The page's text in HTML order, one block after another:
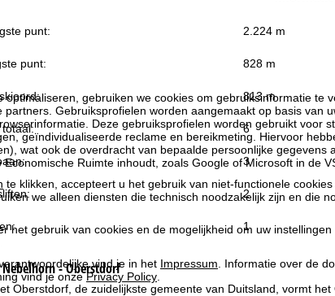
optimaliseren, gebruiken we cookies om gebruiksinformatie te
partners. Gebruiksprofielen worden aangemaakt op basis van
Deze gebruiksprofielen worden gebruikt voor
geïndividualiseerde reclame en bereikmeting. Hiervoor
wat ook de overdracht van bepaalde persoonlijke gegevens
Ruimte inhoudt, zoals Google of Microsoft in de
te klikken, accepteert u het gebruik van niet-functionele
we alleen diensten die technisch noodzakelijk zijn en die
het gebruik van cookies en de mogelijkheid om uw
vind je in het Impressum. Informatie over de
vind je onzePrivacy Policy.
punt: 2.224 m
punt: 828 m
813 m
6
3
2
1
Nebelhorn - Oberstdorf
Oberstdorf, de zuidelijkste gemeente van Duitsland, vormt